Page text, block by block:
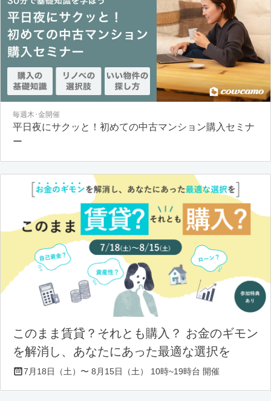
毎週木･金開催
平日夜にサクッと！初めての中古マンション購入セミナ
ー
このまま賃貸？それとも購入？ お金のギモン
を解消し、あなたにあった最適な選択を
7月18日（土）〜 8月15日（土） 10時~19時台 開催